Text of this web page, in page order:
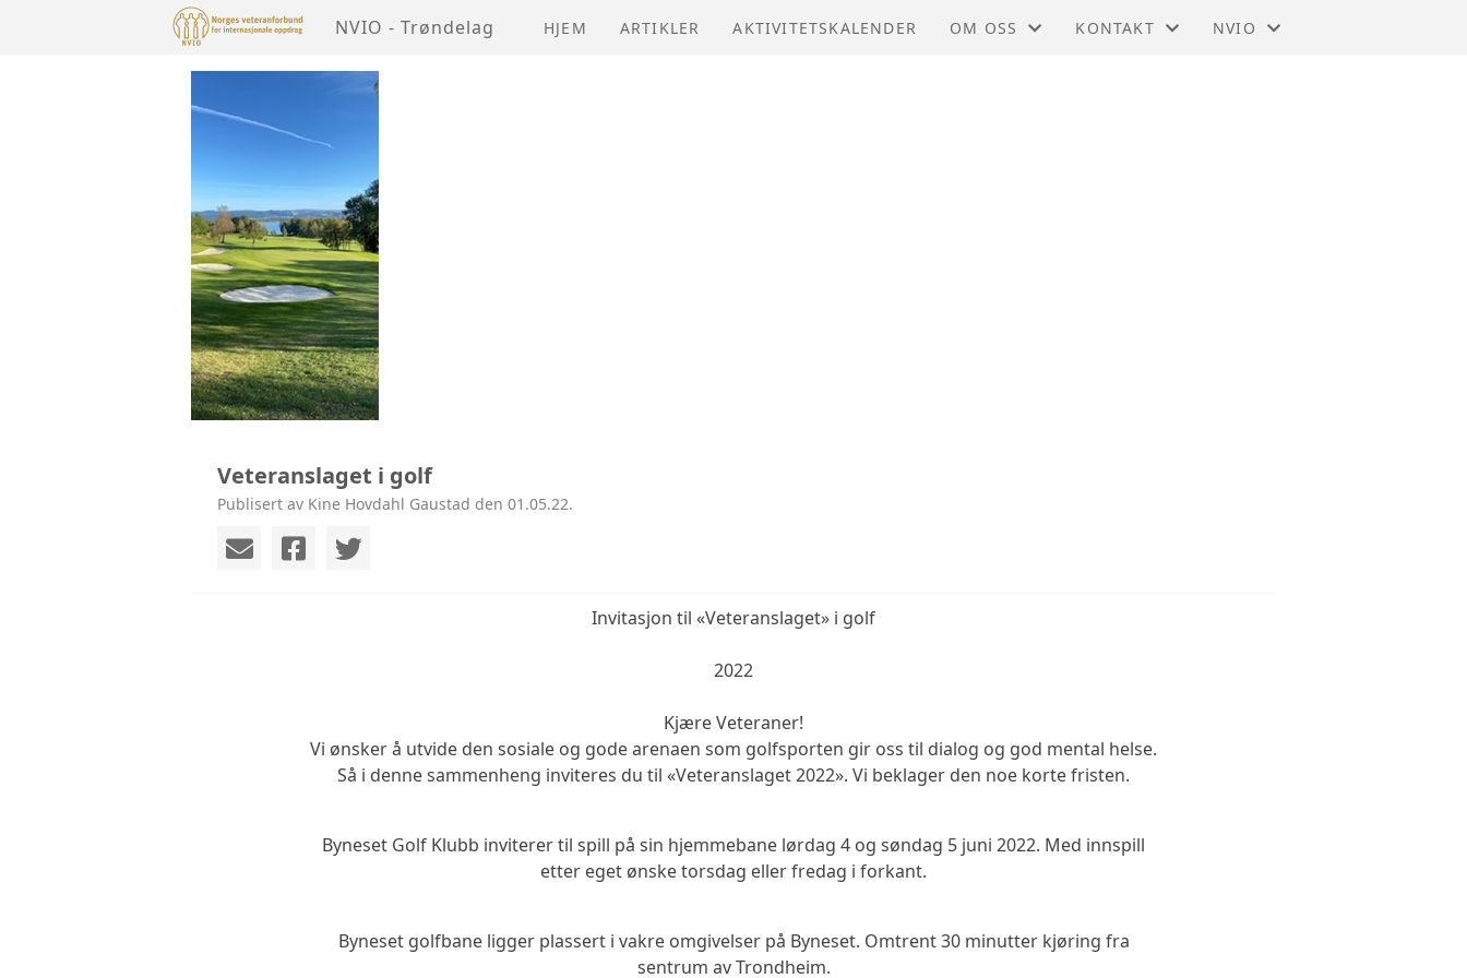
NVIO - Trøndelag HJEM ARTIKLER AKTIVITETSKALENDER OM OSS KONTAKT NVIO
Veteranslaget i golf
Publisert av Kine Hovdahl Gaustad den 01.05.22.
Invitasjon til «Veteranslaget» i golf
2022
Kjære Veteraner!
Vi ønsker å utvide den sosiale og gode arenaen som golfsporten gir oss til dialog og god mental helse.
Så i denne sammenheng inviteres du til «Veteranslaget 2022». Vi beklager den noe korte fristen.
Byneset Golf Klubb inviterer til spill på sin hjemmebane lørdag 4 og søndag 5 juni 2022. Med innspill
etter eget ønske torsdag eller fredag i forkant.
Byneset golfbane ligger plassert i vakre omgivelser på Byneset. Omtrent 30 minutter kjøring fra
sentrum av Trondheim.